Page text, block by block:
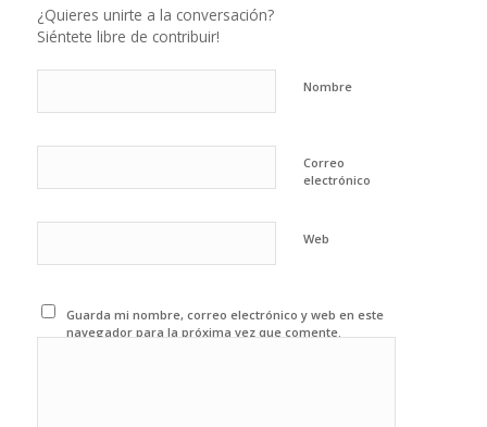
¿Quieres unirte a la conversación?
Siéntete libre de contribuir!
Nombre
Correo
electrónico
Web
Guarda mi nombre, correo electrónico y web en este
navegador para la próxima vez que comente.